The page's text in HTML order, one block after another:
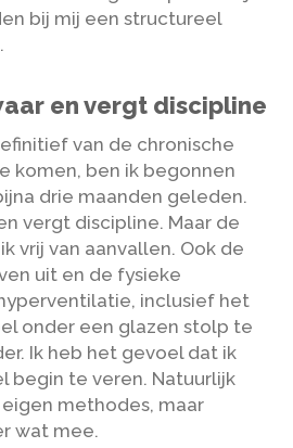
bij mij een structureel
en vergt discipline
van de chronische
komen, ben ik begonnen
drie maanden geleden.
vergt discipline. Maar de
vrij van aanvallen. Ook de
uit en de fysieke
inclusief het
onder een glazen stolp te
Ik heb het gevoel dat ik
begin te veren. Natuurlijk
methodes, maar
wat mee.